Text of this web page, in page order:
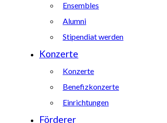
Ensembles
Alumni
Stipendiat werden
Konzerte
Konzerte
Benefizkonzerte
Einrichtungen
Förderer